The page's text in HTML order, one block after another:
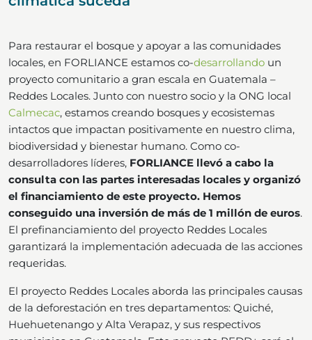
Para restaurar el bosque y apoyar a las comunidades
locales, en FORLIANCE estamos co-desarrollando un
proyecto comunitario a gran escala en Guatemala –
Reddes Locales. Junto con nuestro socio y la ONG local
Calmecac, estamos creando bosques y ecosistemas
intactos que impactan positivamente en nuestro clima,
biodiversidad y bienestar humano. Como co-
desarrolladores líderes, FORLIANCE llevó a cabo la
consulta con las partes interesadas locales y organizó
el financiamiento de este proyecto. Hemos
conseguido una inversión de más de 1 millón de euros.
El prefinanciamiento del proyecto Reddes Locales
garantizará la implementación adecuada de las acciones
requeridas.
El proyecto Reddes Locales aborda las principales causas
de la deforestación en tres departamentos: Quiché,
Huehuetenango y Alta Verapaz, y sus respectivos